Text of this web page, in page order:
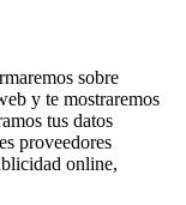
sobre
y te mostraremos
tus datos
proveedores
online,